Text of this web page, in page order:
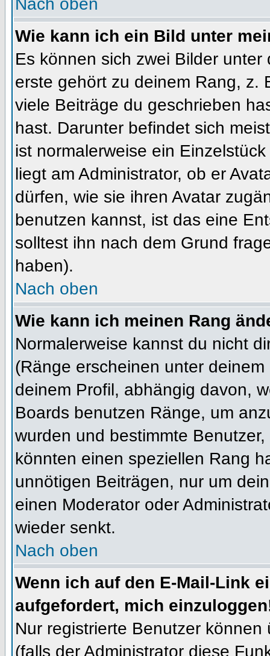
Wie kann ich ein Bild unter
Es können sich zwei Bilder
erste gehört zu deinem Rang, z.
viele Beiträge du geschrieben
hast. Darunter befindet sich
ist normalerweise ein
liegt am Administrator, ob er
dürfen, wie sie ihren Avatar
benutzen kannst, ist das eine
solltest ihn nach dem Grund
haben).
Nach oben
Wie kann ich meinen Rang
Normalerweise kannst du nicht
(Ränge erscheinen unter
deinem Profil, abhängig davon,
Boards benutzen Ränge, um
wurden und bestimmte
könnten einen speziellen Rang
unnötigen Beiträgen, nur um
einen Moderator oder
wieder senkt.
Nach oben
Wenn ich auf den E-Mail-Link
aufgefordert, mich
Nur registrierte Benutzer
(falls der Administrator diese